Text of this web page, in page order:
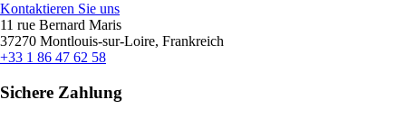
Kontaktieren Sie uns
11 rue Bernard Maris
37270 Montlouis-sur-Loire, Frankreich
+33 1 86 47 62 58
Sichere Zahlung